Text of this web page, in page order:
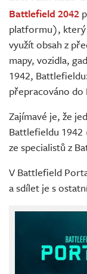
Battlefield 2042
platformu), který
využít obsah z
mapy, vozidla,
1942,
přepracováno
Zajímavé je, že
Battlefieldu
ze specialistů z
V Battlefield
a sdílet je s